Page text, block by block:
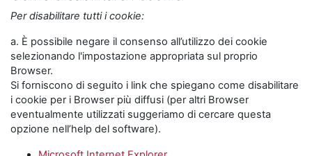
Per disabilitare tutti i cookie:
a. È possibile negare il consenso all’utilizzo dei cookie
selezionando l'impostazione appropriata sul proprio
Browser.
Si forniscono di seguito i link che spiegano come disabilitare
i cookie per i Browser più diffusi (per altri Browser
eventualmente utilizzati suggeriamo di cercare questa
opzione nell’help del software).